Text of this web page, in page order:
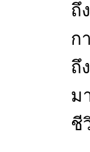
ถึ
ก
ถึ
ม
ชี